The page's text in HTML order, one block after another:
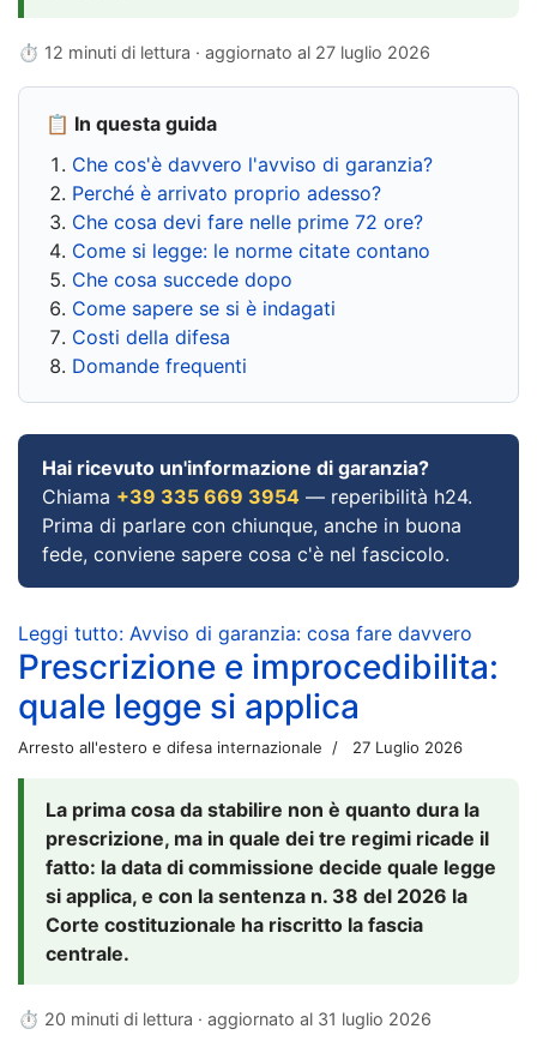
⏱ 12 minuti di lettura · aggiornato al 27 luglio 2026
📋 In questa guida
Che cos'è davvero l'avviso di garanzia?
Perché è arrivato proprio adesso?
Che cosa devi fare nelle prime 72 ore?
Come si legge: le norme citate contano
Che cosa succede dopo
Come sapere se si è indagati
Costi della difesa
Domande frequenti
Hai ricevuto un'informazione di garanzia?
Chiama +39 335 669 3954 — reperibilità h24.
Prima di parlare con chiunque, anche in buona
fede, conviene sapere cosa c'è nel fascicolo.
Leggi tutto: Avviso di garanzia: cosa fare davvero
Prescrizione e improcedibilita:
quale legge si applica
Arresto all'estero e difesa internazionale 27 Luglio 2026
La prima cosa da stabilire non è quanto dura la
prescrizione, ma in quale dei tre regimi ricade il
fatto: la data di commissione decide quale legge
si applica, e con la sentenza n. 38 del 2026 la
Corte costituzionale ha riscritto la fascia
centrale.
⏱ 20 minuti di lettura · aggiornato al 31 luglio 2026